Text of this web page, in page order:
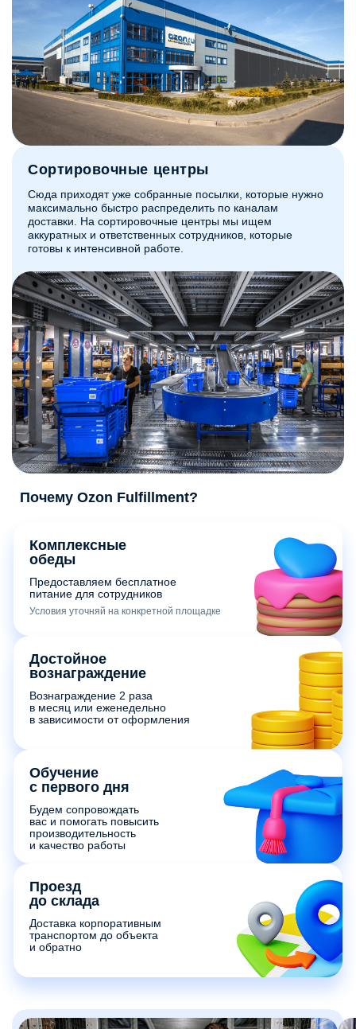
Сортировочные центры
Сюда приходят уже собранные посылки, которые нужно
максимально быстро распределить по каналам
доставки. На сортировочные центры мы ищем
аккуратных и ответственных сотрудников, которые
готовы к интенсивной работе.
Почему Ozon Fulfillment?
Комплексные
обеды
Предоставляем бесплатное
питание для сотрудников
Условия уточняй на конкретной площадке
Достойное
вознаграждение
Вознаграждение 2 раза
в месяц или еженедельно
в зависимости от оформления
Обучение
с первого дня
Будем сопровождать
вас и помогать повысить
производительность
и качество работы
Проезд
до склада
Доставка корпоративным
транспортом до объекта
и обратно